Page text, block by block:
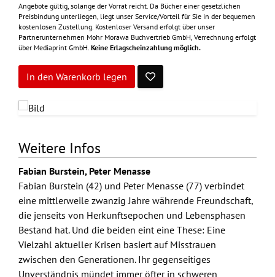
Angebote gültig, solange der Vorrat reicht. Da Bücher einer gesetzlichen
Preisbindung unterliegen, liegt unser Service/Vorteil für Sie in der bequemen
kostenlosen Zustellung. Kostenloser Versand erfolgt über unser
Partnerunternehmen Mohr Morawa Buchvertrieb GmbH, Verrechnung erfolgt
über Mediaprint GmbH. Keine Erlagscheinzahlung möglich.
In den Warenkorb legen
Weitere Infos
Fabian Burstein, Peter Menasse
Fabian Burstein (42) und Peter Menasse (77) verbindet
eine mittlerweile zwanzig Jahre währende Freundschaft,
die jenseits von Herkunftsepochen und Lebensphasen
Bestand hat. Und die beiden eint eine These: Eine
Vielzahl aktueller Krisen basiert auf Misstrauen
zwischen den Generationen. Ihr gegenseitiges
Unverständnis mündet immer öfter in schweren